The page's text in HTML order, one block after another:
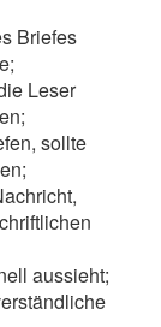
Briefes
Leser
sollte
aussieht;